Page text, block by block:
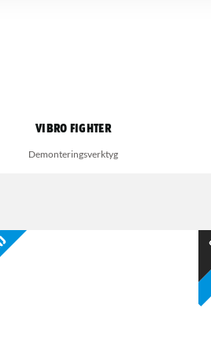
Vibro Fighter
Demonteringsverktyg